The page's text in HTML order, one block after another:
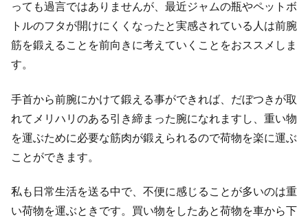
っても過言ではありませんが、最近ジャムの瓶やペットボ
トルのフタが開けにくくなったと実感されている人は前腕
筋を鍛えることを前向きに考えていくことをおススメしま
す。
手首から前腕にかけて鍛える事ができれば、だぼつきが取
れてメリハリのある引き締まった腕になれますし、重い物
を運ぶために必要な筋肉が鍛えられるので荷物を楽に運ぶ
ことができます。
私も日常生活を送る中で、不便に感じることが多いのは重
い荷物を運ぶときです。買い物をしたあと荷物を車から下